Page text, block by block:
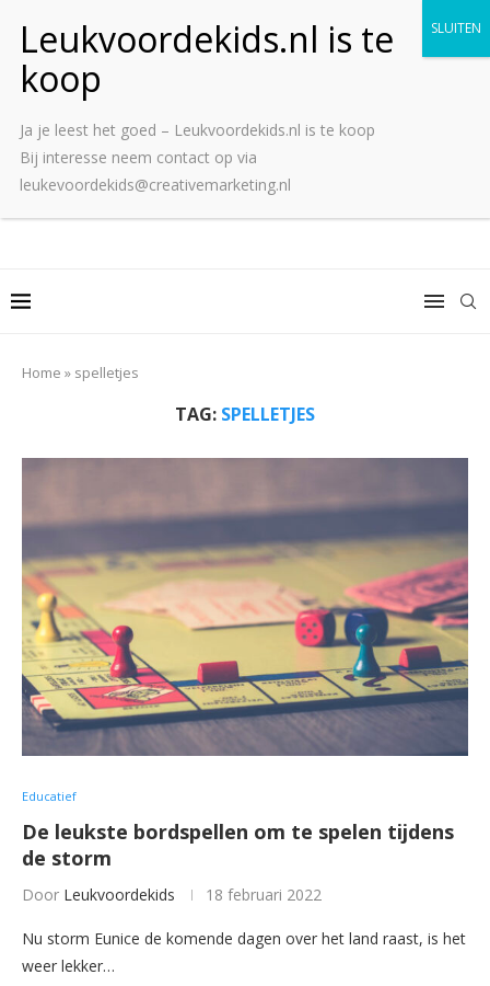
Home » spelletjes
TAG: SPELLETJES
Educatief
De leukste bordspellen om te spelen tijdens
de storm
Door Leukvoordekids 18 februari 2022
Nu storm Eunice de komende dagen over het land raast, is het
weer lekker…
Ja je leest het goed – Leukvoordekids.nl is te koop
Bij interesse neem contact op via
leukevoordekids@creativemarketing.nl